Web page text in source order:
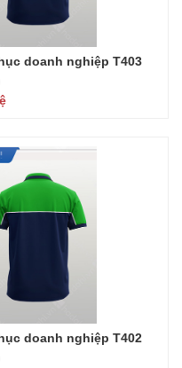
doanh nghiệp T403
doanh nghiệp T402